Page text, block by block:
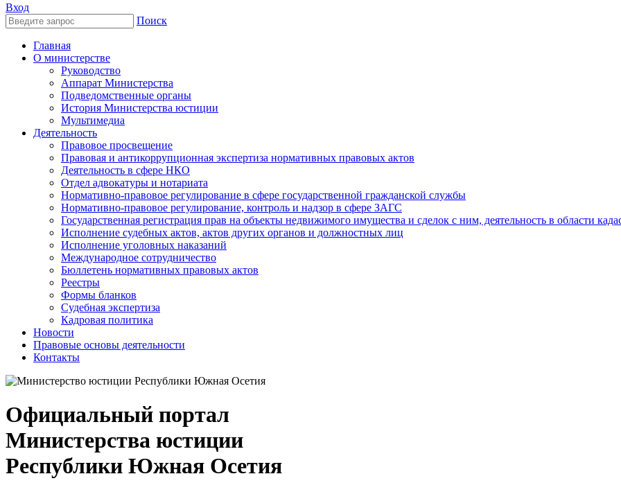
Вход
Поиск
Главная
О министерстве
Руководство
Аппарат Министерства
Подведомственные органы
История Министерства юстиции
Мультимедиа
Деятельность
Правовое просвещение
Правовая и антикоррупционная экспертиза нормативных правовых актов
Деятельность в сфере НКО
Отдел адвокатуры и нотариата
Нормативно-правовое регулирование в сфере государственной гражданской службы
Нормативно-правовое регулирование, контроль и надзор в сфере ЗАГС
Государственная регистрация прав на объекты недвижимого имущества и сделок с ним, деятельность в области
Исполнение судебных актов, актов других органов и должностных лиц
Исполнение уголовных наказаний
Международное сотрудничество
Бюллетень нормативных правовых актов
Реестры
Формы бланков
Судебная экспертиза
Кадровая политика
Новости
Правовые основы деятельности
Контакты
Официальный портал
Министерства юстиции
Республики Южная Осетия